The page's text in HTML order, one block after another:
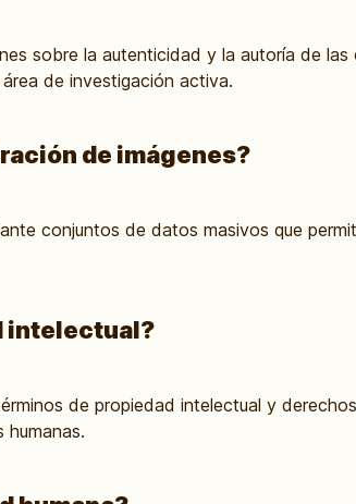
sobre la autenticidad y la autoría de las
de investigación activa.
de imágenes?
conjuntos de datos masivos que
intelectual?
de propiedad intelectual y
humanas.